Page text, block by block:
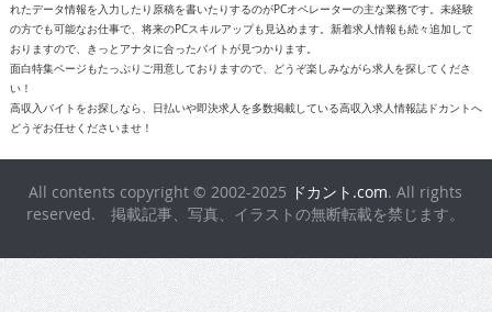
れたデータ情報を入力したり原稿を書いたりするのがPCオペレーターの主な業務です。未経験
の方でも可能なお仕事で、将来のPCスキルアップも見込めます。新着求人情報も続々追加して
おりますので、きっとアナタに合ったバイトが見つかります。
面白特集ページもたっぷりご用意しておりますので、どうぞ楽しみながら求人を探してくださ
い！
高収入バイトをお探しなら、日払いや即決求人を多数掲載している高収入求人情報誌ドカントへ
どうぞお任せくださいませ！
All contents copyright © 2002-2025 ドカント.com. All rights
reserved. 掲載記事、写真、イラストの無断転載を禁じます。